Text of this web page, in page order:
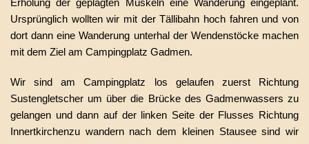
Ursprünglich wollten wir mit der Tällibahn hoch fahren und von
dort dann eine Wanderung unterhal der Wendenstöcke machen
mit dem Ziel am Campingplatz Gadmen.
Wir sind am Campingplatz los gelaufen zuerst Richtung
Sustengletscher um über die Brücke des Gadmenwassers zu
gelangen und dann auf der linken Seite der Flusses Richtung
Innertkirchenzu wandern nach dem kleinen Stausee sind wir